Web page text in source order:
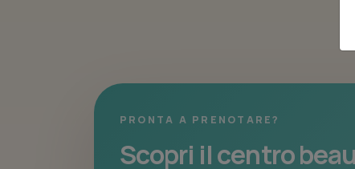
PRONTA A PRENOTARE?
Scopri il centro